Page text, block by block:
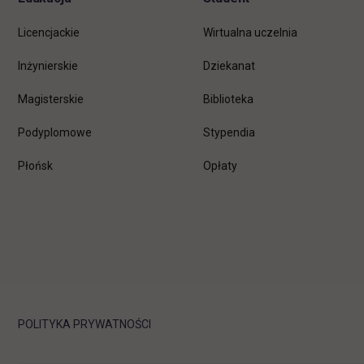
Licencjackie
Inżynierskie
Magisterskie
Podyplomowe
Płońsk
Wirtualna uczelnia
Dziekanat
Biblioteka
Stypendia
Opłaty
POLITYKA PRYWATNOŚCI